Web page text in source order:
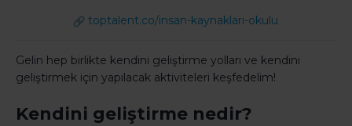
toptalent.co/insan-kaynaklari-okulu
Gelin hep birlikte kendini geliştirme yolları ve kendini
geliştirmek için yapılacak aktiviteleri keşfedelim!
Kendini geliştirme nedir?